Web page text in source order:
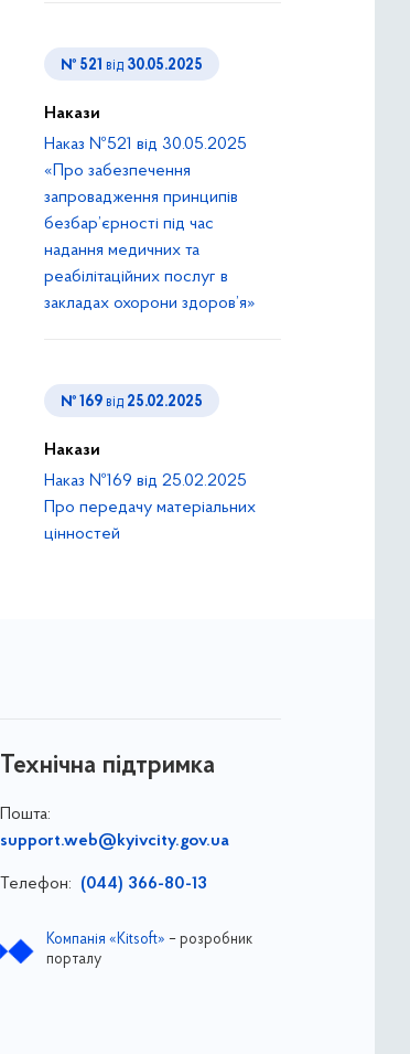
№ 521 від 30.05.2025
Накази
Наказ №521 від 30.05.2025
«Про забезпечення
запровадження принципів
безбар’єрності під час
надання медичних та
реабілітаційних послуг в
закладах охорони здоров’я»
№ 169 від 25.02.2025
Накази
Наказ №169 від 25.02.2025
Про передачу матеріальних
цінностей
Технічна підтримка
Пошта:
support.web@kyivcity.gov.ua
Телефон: (044) 366-80-13
Компанія «Kitsoft» – розробник
порталу